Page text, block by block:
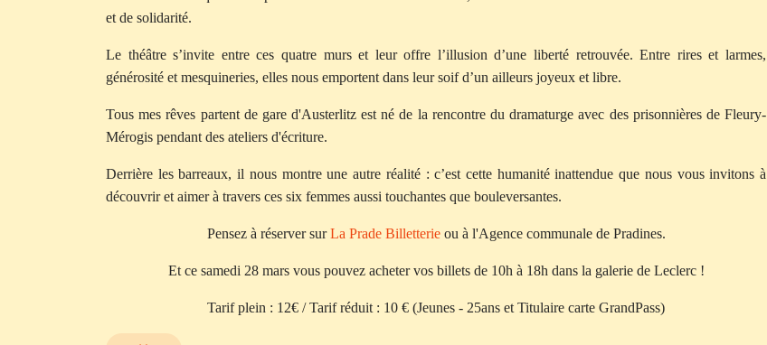
et de solidarité.
Le théâtre s’invite entre ces quatre murs et leur offre l’illusion d’une liberté retrouvée. Entre rires et larmes,
générosité et mesquineries, elles nous emportent dans leur soif d’un ailleurs joyeux et libre.
Tous mes rêves partent de gare d'Austerlitz est né de la rencontre du dramaturge avec des prisonnières de Fleury-
Mérogis pendant des ateliers d'écriture.
Derrière les barreaux, il nous montre une autre réalité : c’est cette humanité inattendue que nous vous invitons à
découvrir et aimer à travers ces six femmes aussi touchantes que bouleversantes.
Pensez à réserver surLa Prade Billetterieou à l'Agence communale de Pradines.
Et ce samedi 28 mars vous pouvez acheter vos billets de 10h à 18h dans la galerie de Leclerc !
Tarif plein : 12€ / Tarif réduit : 10 € (Jeunes - 25ans et Titulaire carte GrandPass)